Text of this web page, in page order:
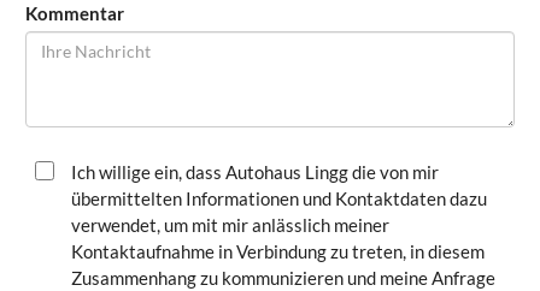
Kommentar
Ich willige ein, dass Autohaus Lingg die von mir
übermittelten Informationen und Kontaktdaten dazu
verwendet, um mit mir anlässlich meiner
Kontaktaufnahme in Verbindung zu treten, in diesem
Zusammenhang zu kommunizieren und meine Anfrage